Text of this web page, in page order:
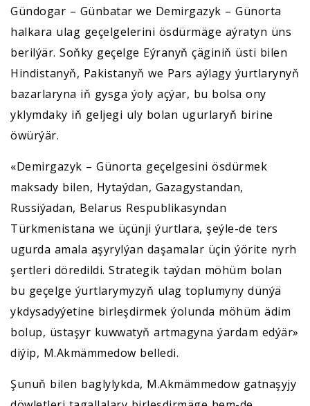
Gündogar – Günbatar we Demirgazyk – Günorta
halkara ulag geçelgelerini ösdürmäge aýratyn üns
berilýär. Soňky geçelge Eýranyň çäginiň üsti bilen
Hindistanyň, Pakistanyň we Pars aýlagy ýurtlarynyň
bazarlaryna iň gysga ýoly açýar, bu bolsa ony
yklymdaky iň geljegi uly bolan ugurlaryň birine
öwürýär.
«Demirgazyk – Günorta geçelgesini ösdürmek
maksady bilen, Hytaýdan, Gazagystandan,
Russiýadan, Belarus Respublikasyndan
Türkmenistana we üçünji ýurtlara, şeýle-de ters
ugurda amala aşyrylýan daşamalar üçin ýörite nyrh
şertleri döredildi. Strategik taýdan möhüm bolan
bu geçelge ýurtlarymyzyň ulag toplumyny dünýä
ykdysadyýetine birleşdirmek ýolunda möhüm ädim
bolup, üstaşyr kuwwatyň artmagyna ýardam edýär»
diýip, M.Akmämmedow belledi.
Şunuň bilen baglylykda, M.Akmämmedow gatnaşyjy